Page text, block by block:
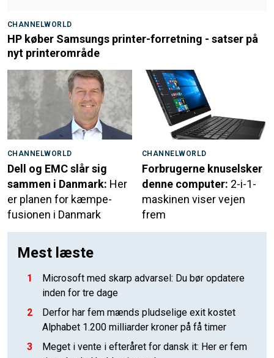
CHANNELWORLD
HP køber Samsungs printer-forretning - satser på
nyt printerområde
CHANNELWORLD
Dell og EMC slår sig
sammen i Danmark: Her
er planen for kæmpe-
fusionen i Danmark
CHANNELWORLD
Forbrugerne knuselsker
denne computer: 2-i-1-
maskinen viser vejen
frem
Mest læste
1
Microsoft med skarp advarsel: Du bør opdatere
inden for tre dage
2
Derfor har fem mænds pludselige exit kostet
Alphabet 1.200 milliarder kroner på få timer
3
Meget i vente i efteråret for dansk it: Her er fem